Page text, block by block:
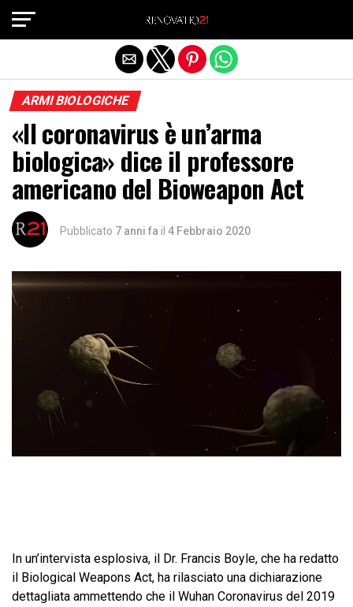
ARMI BIOLOGICHE
«Il coronavirus è un’arma
biologica» dice il professore
americano del Bioweapon Act
Pubblicato 7 anni fa il 4 Febbraio 2020
In un’intervista esplosiva, il Dr. Francis Boyle, che ha redatto
il Biological Weapons Act, ha rilasciato una dichiarazione
dettagliata ammettendo che il Wuhan Coronavirus del 2019
Exit mobile version